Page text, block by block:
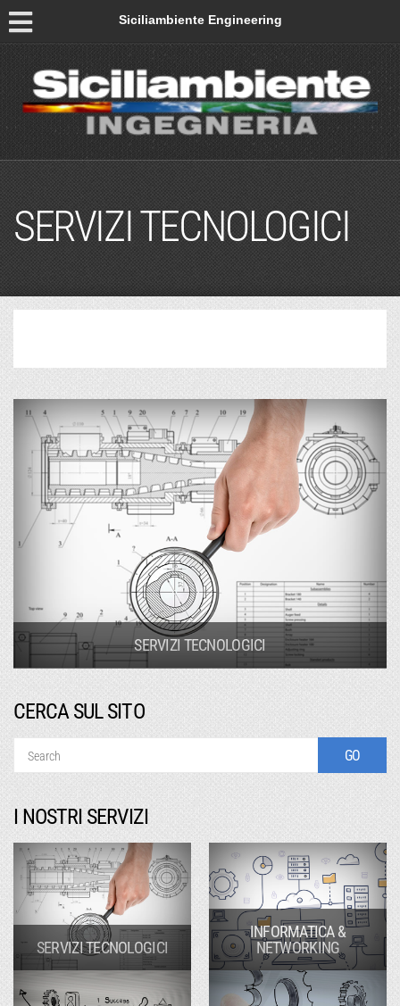
Siciliambiente Engineering
SERVIZI TECNOLOGICI
SERVIZI TECNOLOGICI
CERCA SUL SITO
I NOSTRI SERVIZI
SERVIZI TECNOLOGICI
INFORMATICA &
NETWORKING